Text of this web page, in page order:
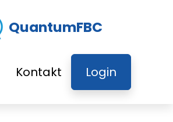
QuantumFBC
Kontakt Login